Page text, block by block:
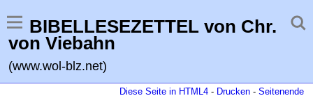
BIBELLESEZETTEL von Chr.
von Viebahn
(www.wol-blz.net)
Diese Seite in HTML4 - Drucken - Seitenende